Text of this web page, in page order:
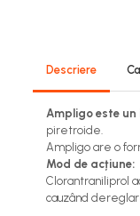
Cartofi
Viță de vie
Sfeclă
Soia, Mazăre, Fasole
Legume
Insecticide
Descriere
Ampligo este un
piretroide.
Ampligo are o
Mod de acțiune:
Clorantraniliprol
cauzând